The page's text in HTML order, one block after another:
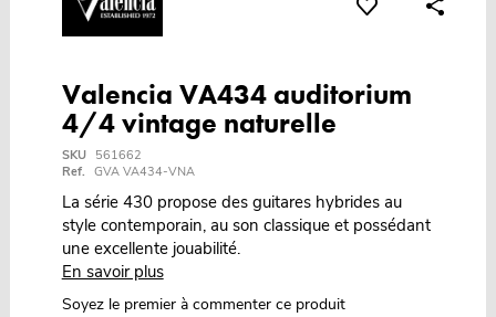
Valencia VA434 auditorium
4/4 vintage naturelle
SKU
561662
Ref. GVA VA434-VNA
La série 430 propose des guitares hybrides au
style contemporain, au son classique et possédant
une excellente jouabilité.
En savoir plus
Soyez le premier à commenter ce produit